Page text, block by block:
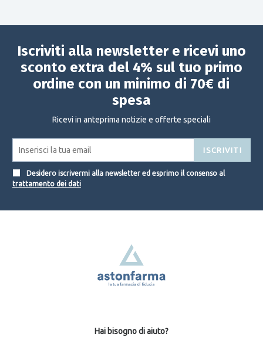
Iscriviti alla newsletter e ricevi uno
sconto extra del 4% sul tuo primo
ordine con un minimo di 70€ di
spesa
Ricevi in anteprima notizie e offerte speciali
ISCRIVITI
Desidero iscrivermi alla newsletter ed esprimo il consenso al
trattamento dei dati
Hai bisogno di aiuto?